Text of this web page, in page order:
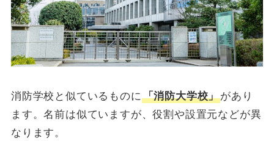
消防学校と似ているものに「消防大学校」があり
ます。名前は似ていますが、役割や設置元などが異
なります。